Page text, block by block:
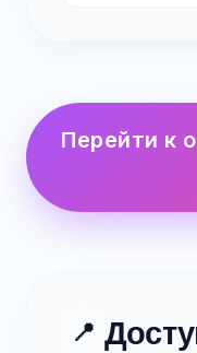
Перейти к
📍